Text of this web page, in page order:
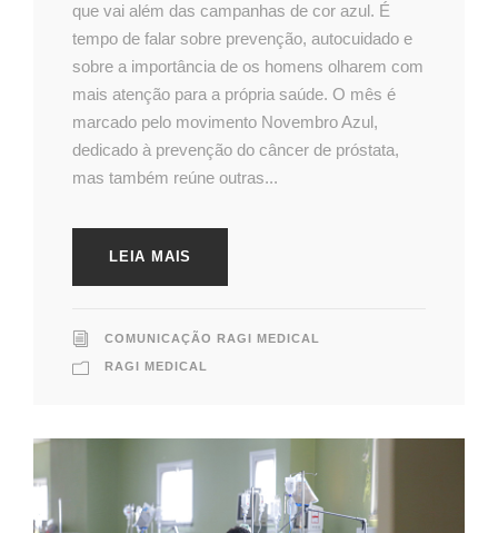
que vai além das campanhas de cor azul. É
tempo de falar sobre prevenção, autocuidado e
sobre a importância de os homens olharem com
mais atenção para a própria saúde. O mês é
marcado pelo movimento Novembro Azul,
dedicado à prevenção do câncer de próstata,
mas também reúne outras...
LEIA MAIS
COMUNICAÇÃO RAGI MEDICAL
RAGI MEDICAL